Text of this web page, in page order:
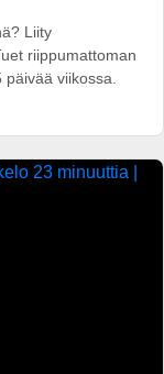
Liity
riippumattoman
viikossa.